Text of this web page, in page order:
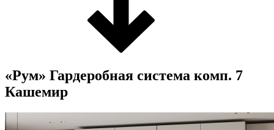
«Рум» Гардеробная система комп. 7
Кашемир